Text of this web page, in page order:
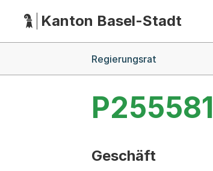
HauptnavigationKanton Basel-Stadt
Regierungsrat
P255581
Geschäft